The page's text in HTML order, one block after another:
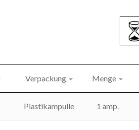
Verpackung Menge
Plastikampulle 1 amp.